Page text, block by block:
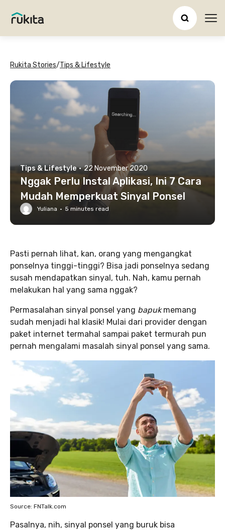
Rukita Stories/Tips & Lifestyle
Tips & Lifestyle · 22 November 2020
Nggak Perlu Instal Aplikasi, Ini 7 Cara
Mudah Memperkuat Sinyal Ponsel
Yuliana · 5 minutes read
Pasti pernah lihat, kan, orang yang mengangkat
ponselnya tinggi-tinggi? Bisa jadi ponselnya sedang
susah mendapatkan sinyal, tuh. Nah, kamu pernah
melakukan hal yang sama nggak?
Permasalahan sinyal ponsel yang bapukmemang
sudah menjadi hal klasik! Mulai dari provider dengan
paket internet termahal sampai paket termurah pun
pernah mengalami masalah sinyal ponsel yang sama.
Source: FNTalk.com
Pasalnya, nih, sinyal ponsel yang buruk bisa